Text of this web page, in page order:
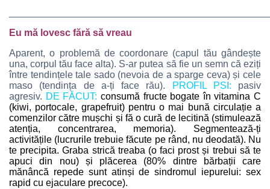
Eu mă lovesc fără să vreau
Aparent, o problemă de coordonare (capul tău gândește
una, corpul tău face alta). S-ar putea să fie un semn că eziți
între tendințele tale sado (nevoia de a sparge ceva) și cele
maso (tendința de a-ți face rău).
PROFIL PSI: pasiv
agresiv. DE FĂCUT: consumă fructe bogate în vitamina C
(kiwi, portocale, grapefruit) pentru o mai bună circulație a
comenzilor către mușchi și fă o cură de lecitină (stimulează
atenția, concentrarea, memoria). Segmentează-ți
activitățile (lucrurile trebuie făcute pe rând, nu deodată). Nu
te precipita. Graba strică treaba (o faci prost și trebui să te
apuci din nou) și plăcerea (80% dintre bărbații care
mănâncă repede sunt atinși de sindromul iepurelui: sex
rapid cu ejaculare precoce).